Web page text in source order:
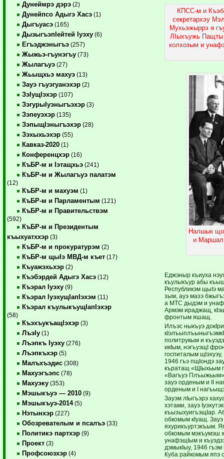
Дунеймрэ дэрэ (2)
Дунейпсо Адыгэ Хасэ (1)
Дыгъуасэ (165)
ДызыгъэпIейтей Iуэху (6)
Егъэджэныгъэ (257)
Жыжьэ-гъунэгъу (73)
Жылагъуэ (27)
Жьыщхьэ махуэ (13)
Зауэ гъуэгуанэхэр (2)
ЗэIущIэхэр (107)
ЗэгурыIуэныгъэхэр (3)
Зэпеуэхэр (135)
ЗэпыщIэныгъэхэр (28)
Зэхыхьэхэр (55)
Кавказ-2020 (1)
Конференцхэр (16)
КъБР-м и Iэтащхьэ (241)
КъБР-м и Жылагъуэ палатэм
(12)
КъБР-м и махуэм (1)
КъБР-м и Парламентым (121)
КъБР-м и Правительствэм
(592)
КъБР-м и Президентым
къыхуатххэр (3)
КъБР-м и прокуратурэм (2)
КъБР-м щыIэ МВД-м къет (17)
Къуажэхьхэр (2)
Къэбэрдей Адыгэ Хасэ (12)
Къэрал Iуэху (9)
Къэрал IуэхущIапIэхэм (11)
Къэрал къулыкъущIапIэхэр
(58)
КъэхъукъащIэхэр (3)
ЛъэIу (1)
Лъэпкъ Iуэху (276)
Лъэпкъхэр (5)
Малъхъэдис (308)
Махуэгъэпс (78)
Махуэку (353)
Мэшыкъуэ — 2010 (9)
Мэшыкъуэ-2014(5)
Нэтынхэр (227)
Обозревателым и псалъэ (33)
Политикэ партхэр (9)
Проект (3)
Профсоюзхэр (4)
КПСС-м и
секретархэу
Мухьэжыррэ я
ЛIыхъужь Пащты
колхозым и
Налшык
и Маршал
Еджэныр къиуха
къулыкъур абы
Республикэм щыIэ
зым, ауэ мазэ
а МТС дыдэм и
Армэм ираджащ,
фронтым яшащ.
Илъэс ныкъуэ
политрукым и
икIым, нэгъуэщI
госпиталым
1946 гъэ пщIондэ
къратащ «ЩIыхьым
«Вагъуэ
зауэ орденым и II
орденым и I
Зауэм лIыгъэрэ
хэтами, зауэ
къызыхуигъэщIар.
обкомым кIуащ. Зауэ
яхурикъуртэкъым.
обкомым мэкъумэш
унафэщIым и
дэмыкIыу, 1946
Куба райкомым япэ